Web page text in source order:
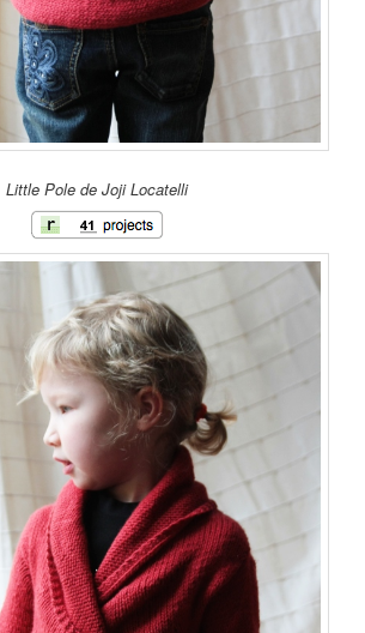
Little Pole de Joji Locatelli